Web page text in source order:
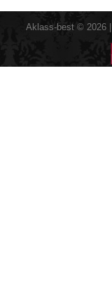
Aklass-best © 2026